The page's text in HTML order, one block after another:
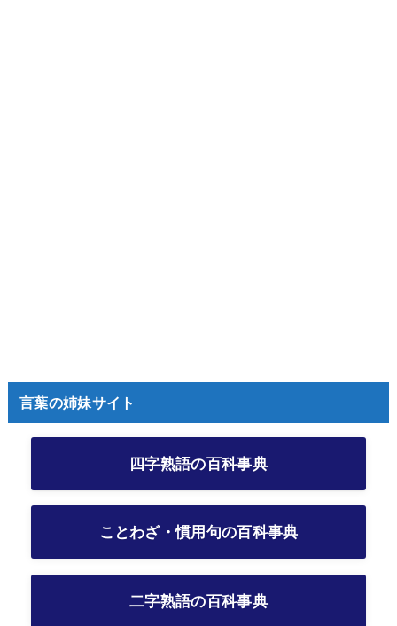
言葉の姉妹サイト
四字熟語の百科事典
ことわざ・慣用句の百科事典
二字熟語の百科事典